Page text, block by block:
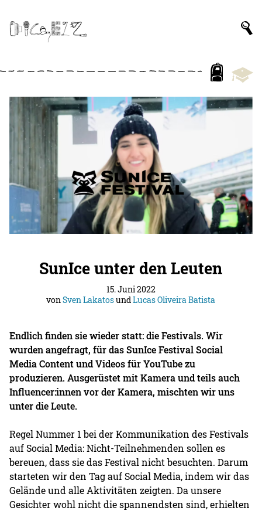
SunIce unter den Leuten
15. Juni 2022
vonSven LakatosundLucas Oliveira Batista
Endlich finden sie wieder statt: die Festivals. Wir
wurden angefragt, für das SunIce Festival Social
Media Content und Videos für YouTube zu
produzieren. Ausgerüstet mit Kamera und teils auch
Influencer:innen vor der Kamera, mischten wir uns
unter die Leute.
Regel Nummer 1 bei der Kommunikation des Festivals
auf Social Media: Nicht-Teilnehmenden sollen es
bereuen, dass sie das Festival nicht besuchten. Darum
starteten wir den Tag auf Social Media, indem wir das
Gelände und alle Aktivitäten zeigten. Da unsere
Gesichter wohl nicht die spannendsten sind, erhielten